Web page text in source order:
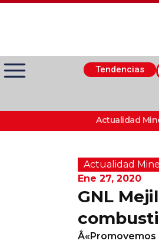
Tendencias
Actualidad Minera
Minería Superficie
Minerí­a Subterránea
Actualidad
Actualidad
Ene 27, 2020
GNL